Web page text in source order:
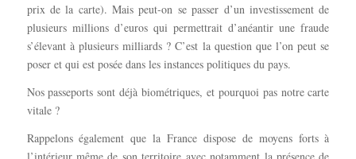
prix de la carte). Mais peut-on se passer d’un investissement de
plusieurs millions d’euros qui permettrait d’anéantir une fraude
s’élevant à plusieurs milliards ? C’est la question que l’on peut se
poser et qui est posée dans les instances politiques du pays.
Nos passeports sont déjà biométriques, et pourquoi pas notre carte
vitale ?
Rappelons également que la France dispose de moyens forts à